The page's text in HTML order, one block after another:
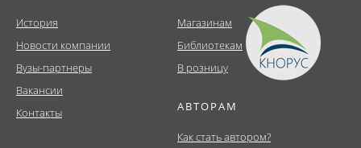
История
Новости компании
Вузы-партнеры
Вакансии
Контакты
Магазинам
Библиотекам
В розницу
АВТОРАМ
Как стать автором?